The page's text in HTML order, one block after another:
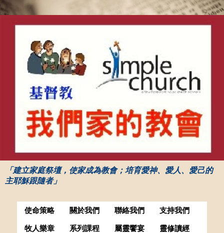
「建立家庭祭壇，使家成為教會；培育愛神、愛人、愛己的
主耶穌跟隨者」
使命策略 關於我們 聯絡我們 支持我們
牧人樂章 系列課程 屬靈饗宴 靈修讀經